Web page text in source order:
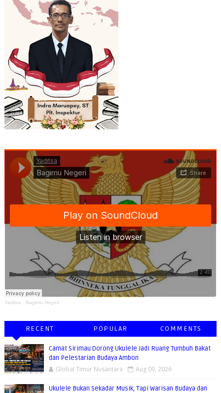
Yaditsa · Bagimu Negeri
RECENT POPULAR COMMENTS
Camat Sirimau Dorong Ukulele Jadi Ruang Tumbuh Bakat
dan Pelestarian Budaya Ambon
Global Timur Nusantara Aug 09, 2026
Ukulele Bukan Sekadar Musik, Tapi Warisan Budaya dan